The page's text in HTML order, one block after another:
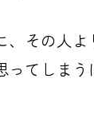
その人よ
ってしま